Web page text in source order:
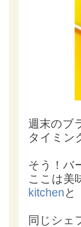
週末のブ
タイミン
そう！バ
ここは美
kitchenと
同じシェ